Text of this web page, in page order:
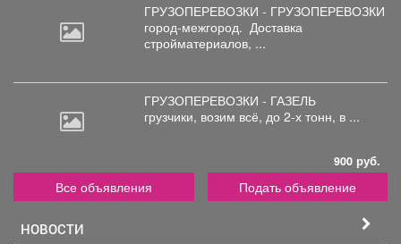
ГРУЗОПЕРЕВОЗКИ - ГРУЗОПЕРЕВОЗКИ
город-межгород. Доставка
стройматериалов, ...
ГРУЗОПЕРЕВОЗКИ - ГАЗЕЛЬ
грузчики, возим всё, до 2-х тонн, в ...
900 руб.
Все объявления Подать объявление
НОВОСТИ